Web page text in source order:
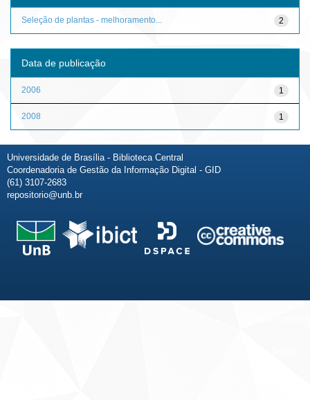
2
Seleção de plantas - melhoramento...
Data de publicação
1
2006
1
2008
Universidade de Brasília - Biblioteca Central
Coordenadoria de Gestão da Informação Digital - GID
(61) 3107-2683
repositorio@unb.br